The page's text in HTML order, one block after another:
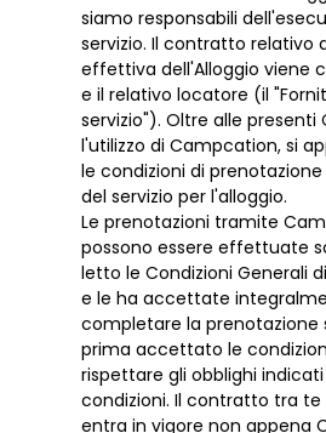
siamo responsabili
servizio. Il contratto relativo
effettiva dell'Alloggio viene
e il relativo locatore (il
servizio"). Oltre alle presenti
l'utilizzo di Campcation, si
le condizioni di
del servizio per l'alloggio.
Le prenotazioni tramite
possono essere effettuate
letto le Condizioni Generali
e le ha accettate
completare la prenotazione
prima accettato le
rispettare gli obblighi
condizioni. Il contratto tra
entra in vigore non appena